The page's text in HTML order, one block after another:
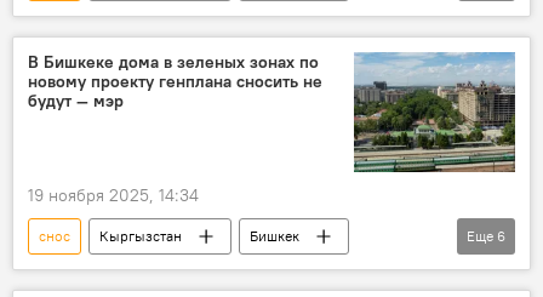
конструкция
остановка
проспект Чуй
Нариман Тюлеев
видео фото
В Бишкеке дома в зеленых зонах по
новому проекту генплана сносить не
будут — мэр
19 ноября 2025, 14:34
снос Кыргызстан
Бишкек
генеральный план
дома
Еще 6